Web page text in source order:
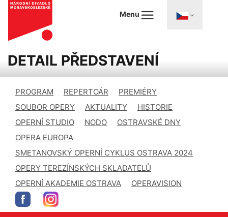
Menu
DETAIL PŘEDSTAVENÍ
PROGRAM REPERTOÁR
PREMIÉRY
SOUBOR OPERY
AKTUALITY
HISTORIE
OPERNÍ STUDIO
NODO
OSTRAVSKÉ DNY
OPERA EUROPA
SMETANOVSKÝ OPERNÍ CYKLUS OSTRAVA 2024
OPERY TEREZÍNSKÝCH SKLADATELŮ
OPERNÍ AKADEMIE OSTRAVA
OPERAVISION